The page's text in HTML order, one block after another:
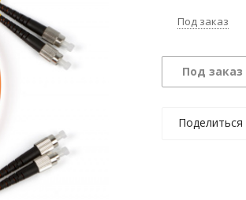
Под заказ
Под заказ
Поделиться